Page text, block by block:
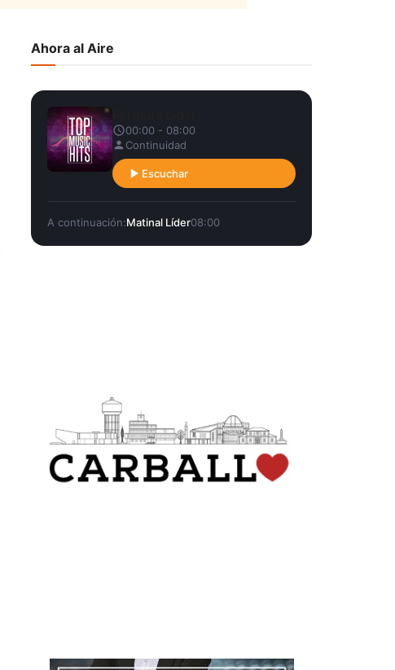
Ahora al Aire
00:00 - 08:00
Continuidad
Escuchar
A continuación:Matinal Líder08:00